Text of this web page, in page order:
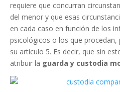
requiere que concurran
del menor y que esas
en cada caso en función de los
psicológicos o los que procedan,
su artículo 5. Es decir, que sin
atribuir la guarda y custodia